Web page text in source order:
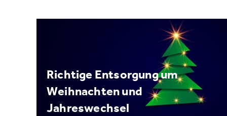
Richtige Entsorgung um
Weihnachten und
Jahreswechsel